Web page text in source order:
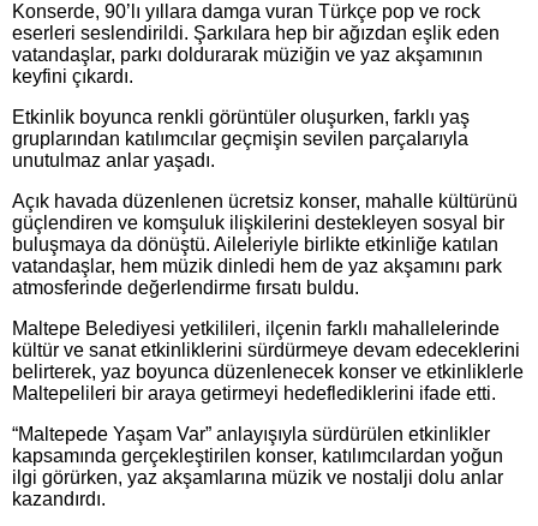
Konserde, 90’lı yıllara damga vuran Türkçe pop ve rock
eserleri seslendirildi. Şarkılara hep bir ağızdan eşlik eden
vatandaşlar, parkı doldurarak müziğin ve yaz akşamının
keyfini çıkardı.
Etkinlik boyunca renkli görüntüler oluşurken, farklı yaş
gruplarından katılımcılar geçmişin sevilen parçalarıyla
unutulmaz anlar yaşadı.
Açık havada düzenlenen ücretsiz konser, mahalle kültürünü
güçlendiren ve komşuluk ilişkilerini destekleyen sosyal bir
buluşmaya da dönüştü. Aileleriyle birlikte etkinliğe katılan
vatandaşlar, hem müzik dinledi hem de yaz akşamını park
atmosferinde değerlendirme fırsatı buldu.
Maltepe Belediyesi yetkilileri, ilçenin farklı mahallelerinde
kültür ve sanat etkinliklerini sürdürmeye devam edeceklerini
belirterek, yaz boyunca düzenlenecek konser ve etkinliklerle
Maltepelileri bir araya getirmeyi hedeflediklerini ifade etti.
“Maltepede Yaşam Var” anlayışıyla sürdürülen etkinlikler
kapsamında gerçekleştirilen konser, katılımcılardan yoğun
ilgi görürken, yaz akşamlarına müzik ve nostalji dolu anlar
kazandırdı.